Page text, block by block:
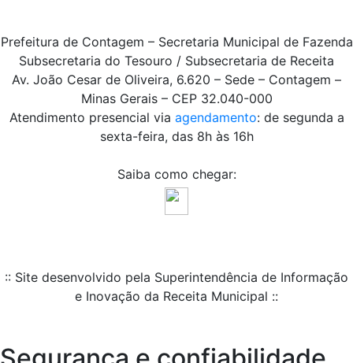
Prefeitura de Contagem – Secretaria Municipal de Fazenda
Subsecretaria do Tesouro / Subsecretaria de Receita
Av. João Cesar de Oliveira, 6.620 – Sede – Contagem –
Minas Gerais – CEP 32.040-000
Atendimento presencial via agendamento: de segunda a
sexta-feira, das 8h às 16h
Saiba como chegar:
:: Site desenvolvido pela Superintendência de Informação
e Inovação da Receita Municipal ::